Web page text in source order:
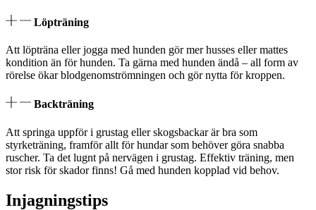
Löpträning
Att löpträna eller jogga med hunden gör mer husses eller mattes
kondition än för hunden. Ta gärna med hunden ändå – all form av
rörelse ökar blodgenomströmningen och gör nytta för kroppen.
Backträning
Att springa uppför i grustag eller skogsbackar är bra som
styrketräning, framför allt för hundar som behöver göra snabba
ruscher. Ta det lugnt på nervägen i grustag. Effektiv träning, men
stor risk för skador finns! Gå med hunden kopplad vid behov.
Injagningstips